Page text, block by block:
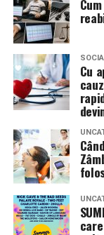
clienții. A pornit
de la oameni, nu
prezența
Iuliana Gabriela
videografie cu
de bărbați și că
Isabela
și psihoterapie.
să se înțeleagă
trebuie să
Cu